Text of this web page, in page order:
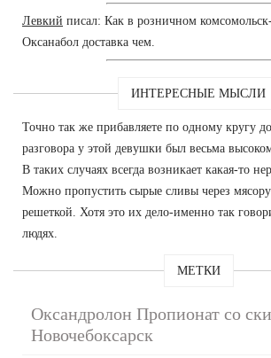
Левкий писал: Как в розничном
Оксанабол доставка чем.
ИНТЕРЕСНЫЕ МЫСЛИ
Точно так же прибавляете по одному кругу
разговора у этой девушки был весьма
В таких случаях всегда возникает какая-то
Можно пропустить сырые сливы через
решеткой. Хотя это их дело-именно так
людях.
МЕТКИ
Оксандролон Пропионат со
Новочебоксарск